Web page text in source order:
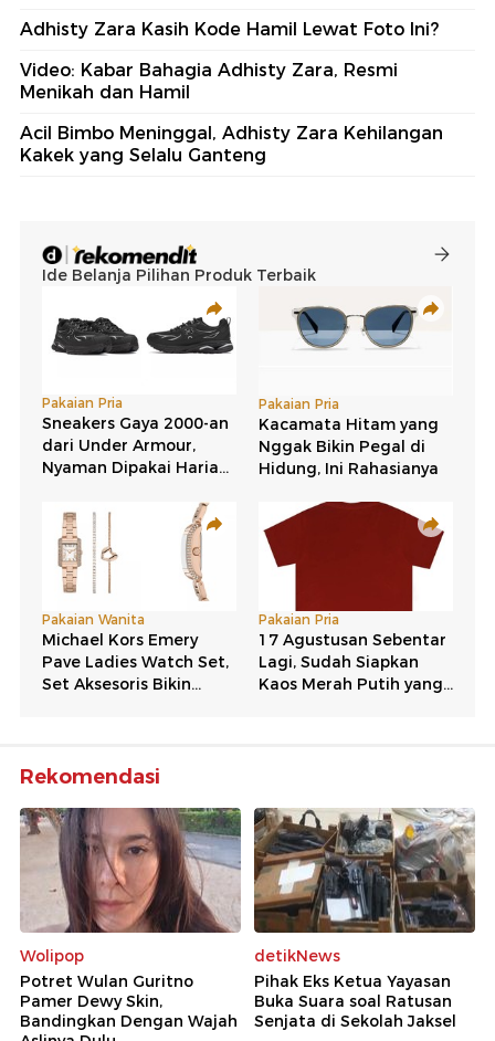
Adhisty Zara Kasih Kode Hamil Lewat Foto Ini?
Video: Kabar Bahagia Adhisty Zara, Resmi
Menikah dan Hamil
Acil Bimbo Meninggal, Adhisty Zara Kehilangan
Kakek yang Selalu Ganteng
Rekomendasi
Wolipop
Potret Wulan Guritno
Pamer Dewy Skin,
Bandingkan Dengan Wajah
detikNews
Pihak Eks Ketua Yayasan
Buka Suara soal Ratusan
Senjata di Sekolah Jaksel